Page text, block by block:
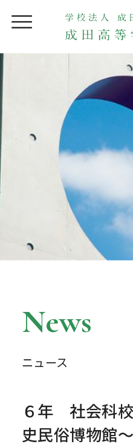
News
ニュース
６年 社会科
史民俗博物館～